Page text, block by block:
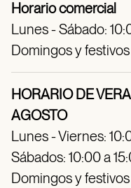
Horario comercial
Lunes - Sábado:
Domingos y
HORARIO DE
AGOSTO
Lunes - Viernes:
Sábados: 10:00 a
Domingos y